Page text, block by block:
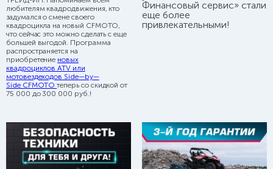
Комплект расширителей арок
12852 руб.
Крепление для навигатора
любителям квадродвижения, кто
задумался о смене своего
квадроцикла на новый CFMOTO,
что сейчас это можно сделать с еще
большей выгодой. Программа
распространяется на
приобретение новых
квадроциклов ATV или
мотовездеходов Side—by—
Side CFMOTOтеперь со скидкой от
75 000 до 300 000 руб.!
Финансовый сервис»стали
еще более
привлекательными!